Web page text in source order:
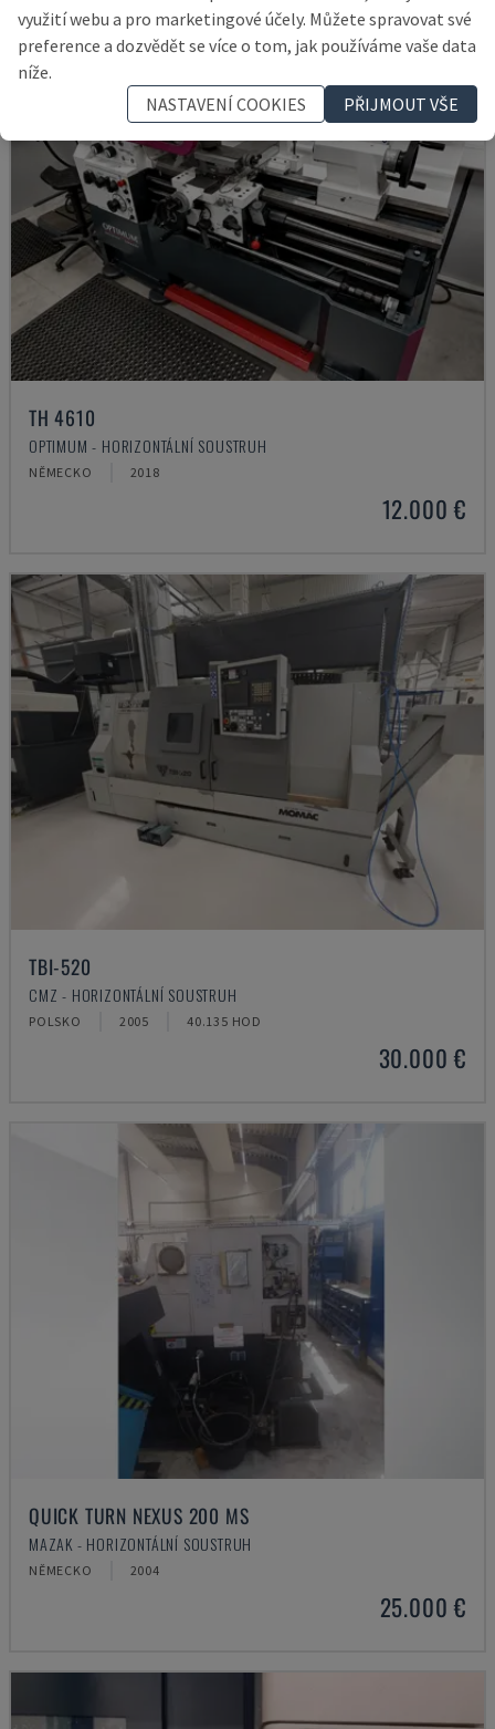
TH 4610
OPTIMUM - HORIZONTÁLNÍ SOUSTRUH
NĚMECKO 2018
12.000 €
TBI-520
CMZ - HORIZONTÁLNÍ SOUSTRUH
POLSKO 2005 40.135 HOD
30.000 €
QUICK TURN NEXUS 200 MS
MAZAK - HORIZONTÁLNÍ SOUSTRUH
NĚMECKO 2004
25.000 €
využití webu a pro marketingové účely. Můžete spravovat své
preference a dozvědět se více o tom, jak používáme vaše data
níže.
NASTAVENÍ COOKIES
PŘIJMOUT VŠE